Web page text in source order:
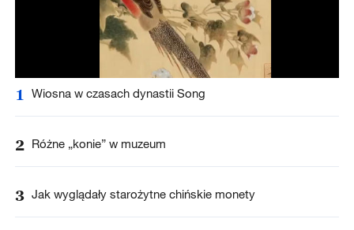
1 Wiosna w czasach dynastii Song
2 Różne „konie” w muzeum
3 Jak wyglądały starożytne chińskie monety